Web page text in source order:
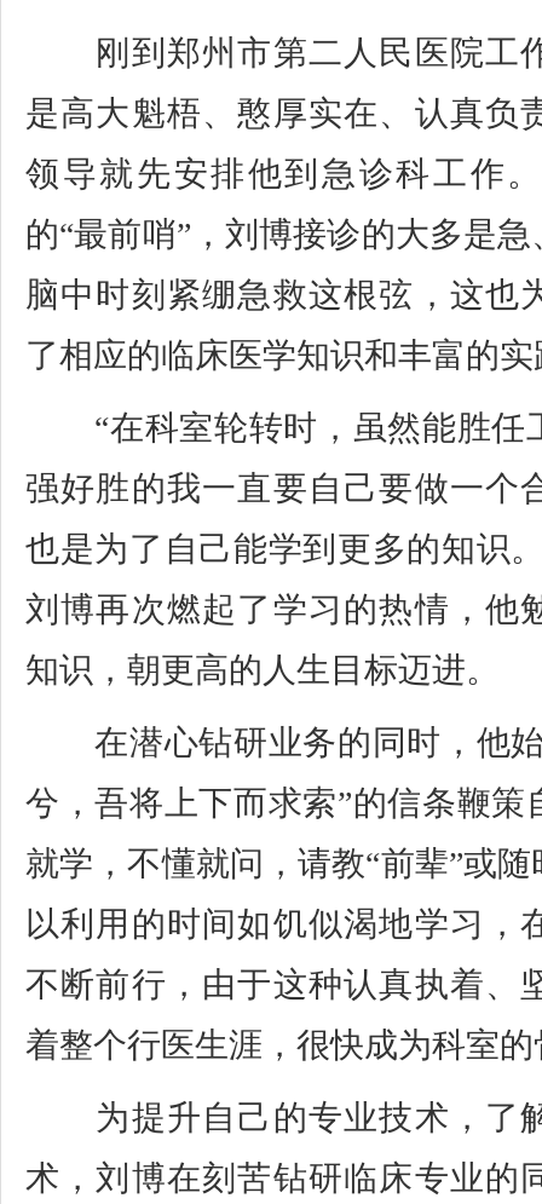
刚到郑州市第二人民医院工
是高大魁梧、憨厚实在、认真负
领导就先安排他到急诊科工作
的“最前哨”，刘博接诊的大多是
脑中时刻紧绷急救这根弦，这也
了相应的临床医学知识和丰富的
“在科室轮转时，虽然能胜任
强好胜的我一直要自己要做一个
也是为了自己能学到更多的知识
刘博再次燃起了学习的热情，他
知识，朝更高的人生目标迈进。
在潜心钻研业务的同时，他始
兮，吾将上下而求索”的信条鞭策
就学，不懂就问，请教“前辈”或
以利用的时间如饥似渴地学习，
不断前行，由于这种认真执着、
着整个行医生涯，很快成为科室
为提升自己的专业技术，了
术，刘博在刻苦钻研临床专业的